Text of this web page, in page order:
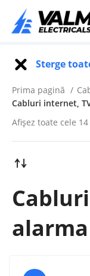
Sterge
Prima pagină
Cabluri internet,
Afișez toate cele
alarma